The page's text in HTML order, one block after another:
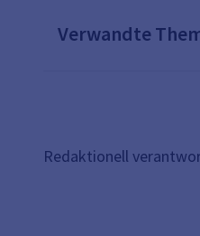
Verwandte
Redaktionell